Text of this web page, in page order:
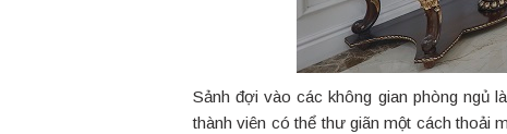
Sảnh đợi vào các không gian phòng ngủ
thành viên có thể thư giãn một cách thoải